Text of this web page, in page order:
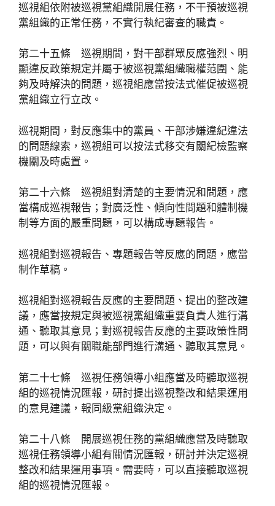
巡視組依附被巡視黨組織開展任務，不干預被巡視
黨組織的正常任務，不實行執紀審查的職責。
第二十五條 巡視期間，對干部群眾反應強烈、明
顯違反政策規定并屬于被巡視黨組織職權范圍、能
夠及時解決的問題，巡視組應當按法式催促被巡視
黨組織立行立改。
巡視期間，對反應集中的黨員、干部涉嫌違紀違法
的問題線索，巡視組可以按法式移交有關紀檢監察
機關及時處置。
第二十六條 巡視組對清楚的主要情況和問題，應
當構成巡視報告；對廣泛性、傾向性問題和體制機
制等方面的嚴重問題，可以構成專題報告。
巡視組對巡視報告、專題報告等反應的問題，應當
制作草稿。
巡視組對巡視報告反應的主要問題、提出的整改建
議，應當按規定與被巡視黨組織重要負責人進行溝
通、聽取其意見；對巡視報告反應的主要政策性問
題，可以與有關職能部門進行溝通、聽取其意見。
第二十七條 巡視任務領導小組應當及時聽取巡視
組的巡視情況匯報，研討提出巡視整改和結果運用
的意見建議，報同級黨組織決定。
第二十八條 開展巡視任務的黨組織應當及時聽取
巡視任務領導小組有關情況匯報，研討并決定巡視
整改和結果運用事項。需要時，可以直接聽取巡視
組的巡視情況匯報。